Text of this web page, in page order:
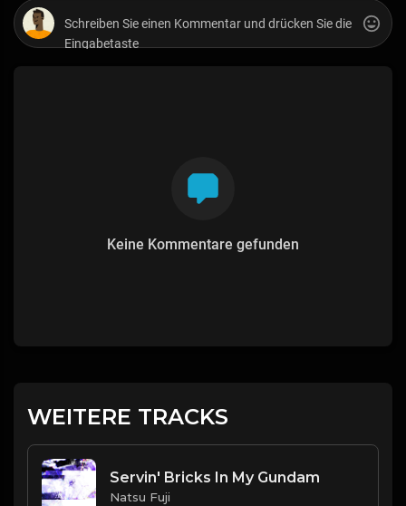
Keine Kommentare gefunden
WEITERE TRACKS
Servin' Bricks In My Gundam
Natsu Fuji